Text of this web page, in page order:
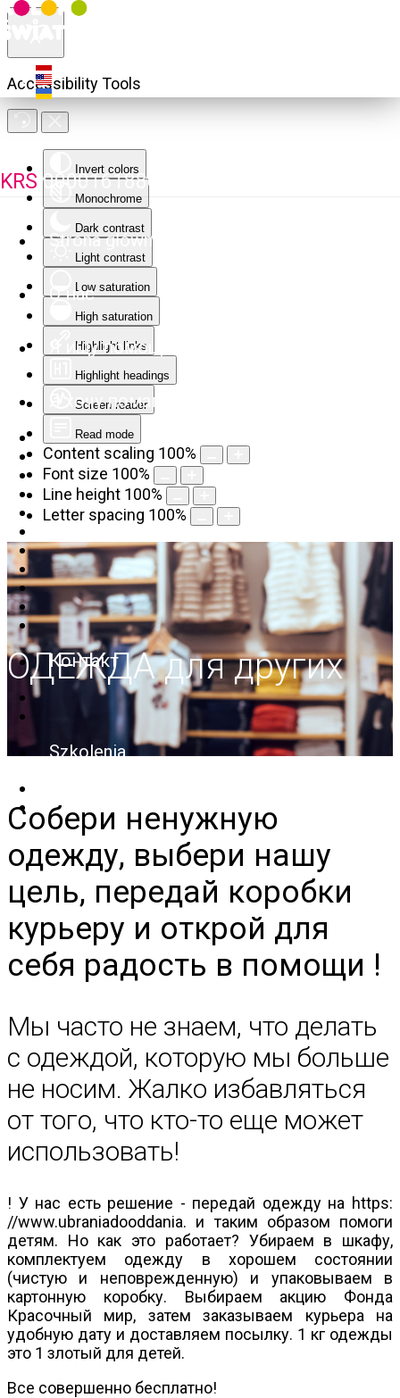
Accessibility Tools
Invert colors
Monochrome
Dark contrast
Light contrast
Low saturation
High saturation
Highlight links
Highlight headings
Screen reader
Read mode
Content scaling 100%
Font size 100%
Line height 100%
Letter spacing 100%
KRS 0000161880
Strona główna
О нас
Я ищу помощи
Я хочу помагать
Контакт
Szkolenia
ОДЕЖДА для других
Собери ненужную
одежду, выбери нашу
цель, передай коробки
курьеру и открой для
себя радость в помощи !
Мы часто не знаем, что делать
с одеждой, которую мы больше
не носим. Жалко избавляться
от того, что кто-то еще может
использовать!
! У нас есть решение - передай одежду на https:
//www.ubraniadooddania. и таким образом помоги
детям. Но как это работает? Убираем в шкафу,
комплектуем одежду в хорошем состоянии
(чистую и неповрежденную) и упаковываем в
картонную коробку. Выбираем акцию Фонда
Красочный мир, затем заказываем курьера на
удобную дату и доставляем посылку. 1 кг одежды
это 1 злотый для детей.
Все совершенно бесплатно!